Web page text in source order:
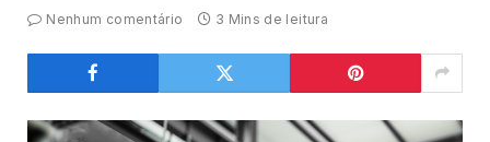
Nenhum comentário 3 Mins de leitura